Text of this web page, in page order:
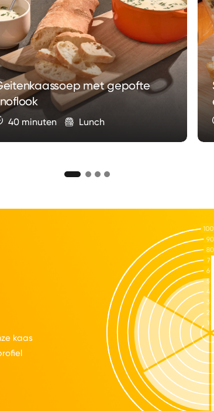
met gepofte
40 minuten Lunch
kaas